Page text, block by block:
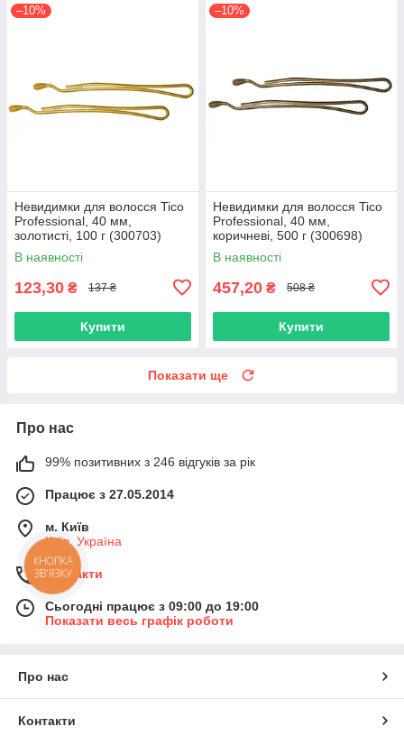
–10%
Невидимки для волосся Tico
Professional, 40 мм,
золотисті, 100 г (300703)
В наявності
123,30 ₴ 137 ₴
Купити
–10%
Невидимки для волосся Tico
Professional, 40 мм,
коричневі, 500 г (300698)
В наявності
457,20 ₴ 508 ₴
Купити
Показати ще
Про нас
99% позитивних з 246 відгуків за рік
Працює з 27.05.2014
м. Київ
Київ, Україна
Контакти
Сьогодні працює з 09:00 до 19:00
Показати весь графік роботи
Про нас
Контакти
КНОПКА
ЗВ'ЯЗКУ